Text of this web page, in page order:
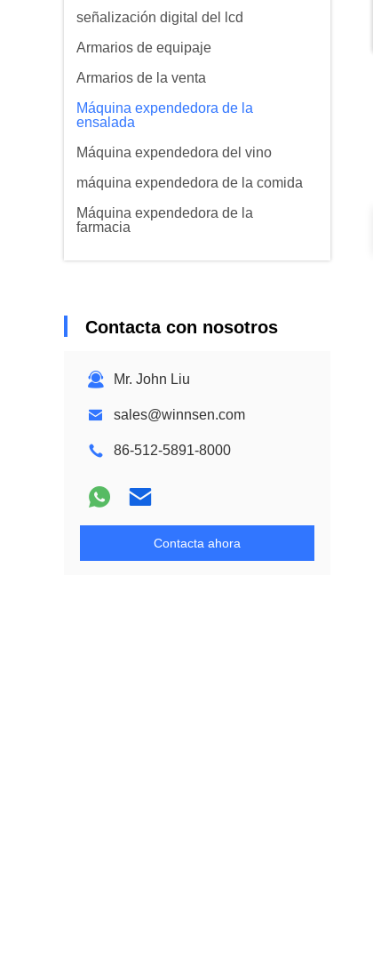
señalización digital del lcd
Armarios de equipaje
Armarios de la venta
Máquina expendedora de la
ensalada
Máquina expendedora del vino
máquina expendedora de la comida
Máquina expendedora de la
farmacia
Contacta con nosotros
Mr. John Liu
sales@winnsen.com
86-512-5891-8000
Contacta ahora